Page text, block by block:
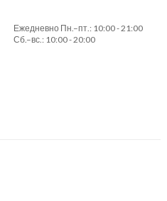
Ежедневно Пн.–пт.: 10:00 - 21:00
Сб.–вс.: 10:00 - 20:00